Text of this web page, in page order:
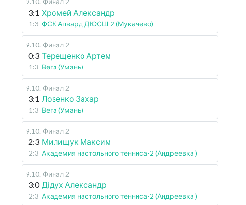
9.10. Финал 2
3:1 Хромей Александр
1:3 ФСК Апвард ДЮСШ-2 (Мукачево)
9.10. Финал 2
0:3 Терещенко Артем
1:3 Вега (Умань)
9.10. Финал 2
3:1 Лозенко Захар
1:3 Вега (Умань)
9.10. Финал 2
2:3 Милищук Максим
2:3 Академия настольного тенниса-2 (Андреевка )
9.10. Финал 2
3:0 Дідух Александр
2:3 Академия настольного тенниса-2 (Андреевка )